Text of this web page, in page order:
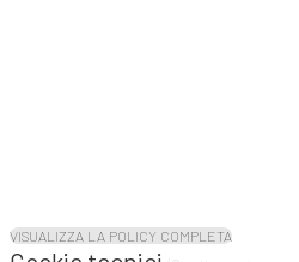
Il sitougento.arolecce10.itutilizza cookie
funzionali all'erogazione del servizio.
VISUALIZZA LA POLICY COMPLETA